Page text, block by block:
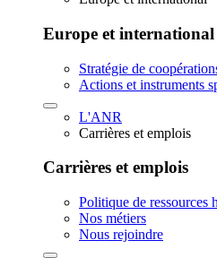
Europe et international
Stratégie de
Actions et instruments
L'ANR
Carrières et emplois
Carrières et emplois
Politique de ressources
Nos métiers
Nous rejoindre